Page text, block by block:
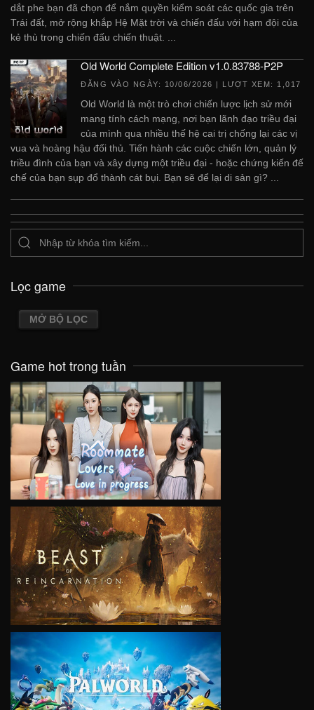
dắt phe bạn đã chọn để nắm quyền kiểm soát các quốc gia trên
Trái đất, mở rộng khắp Hệ Mặt trời và chiến đấu với hạm đội của
kẻ thù trong chiến đấu chiến thuật. ...
Old World Complete Edition v1.0.83788-P2P
ĐĂNG VÀO NGÀY: 10/06/2026 | LƯỢT XEM: 1,017
Old World là một trò chơi chiến lược lịch sử mới
mang tính cách mạng, nơi bạn lãnh đạo triều đại
của mình qua nhiều thế hệ cai trị chống lại các vị
vua và hoàng hậu đối thủ. Tiến hành các cuộc chiến lớn, quản lý
triều đình của bạn và xây dựng một triều đại - hoặc chứng kiến ​​đế
chế của bạn sụp đổ thành cát bụi. Bạn sẽ để lại di sản gì? ...
Lọc game
MỞ BỘ LỌC
Game hot trong tuần
VIEW
VIEW
VIEW